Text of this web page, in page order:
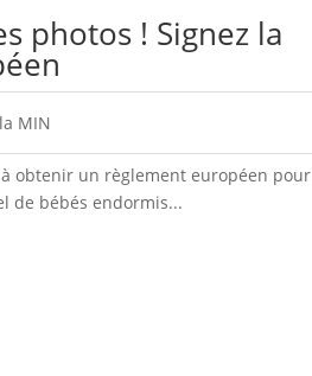
photos ! Signez la
MIN
obtenir un règlement européen pour
de bébés endormis...